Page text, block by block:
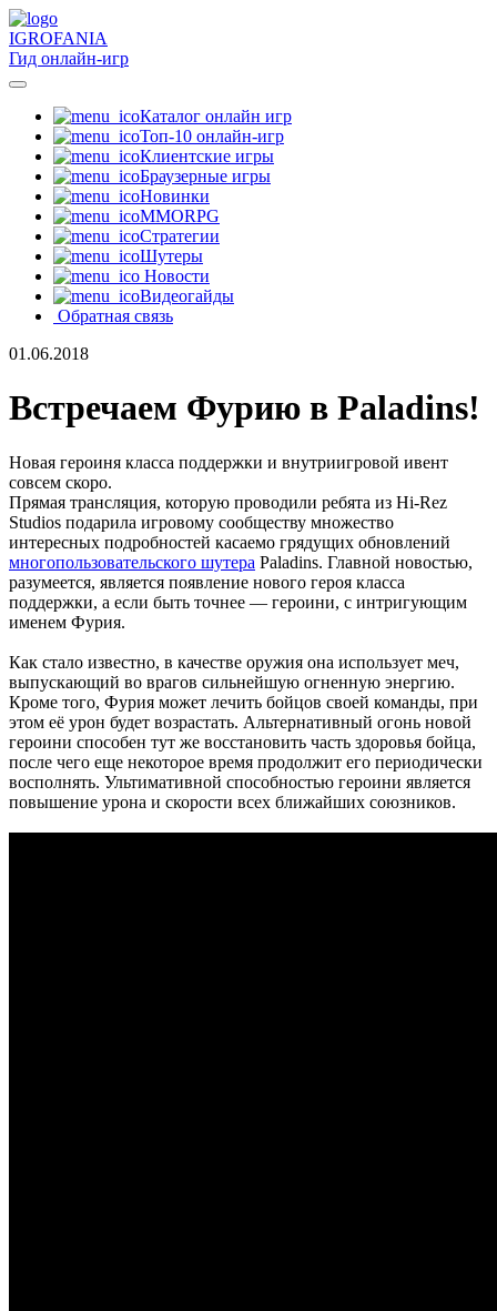
IGROFANIA
Гид онлайн-игр
Каталог онлайн игр
Топ-10 онлайн-игр
Клиентские игры
Браузерные игры
Новинки
MMORPG
Стратегии
Шутеры
Новости
Видеогайды
Обратная связь
01.06.2018
Встречаем Фурию в Paladins!
Новая героиня класса поддержки и внутриигровой ивент
совсем скоро.
Прямая трансляция, которую проводили ребята из Hi-Rez
Studios подарила игровому сообществу множество
интересных подробностей касаемо грядущих обновлений
многопользовательского шутера Paladins. Главной новостью,
разумеется, является появление нового героя класса
поддержки, а если быть точнее — героини, с интригующим
именем Фурия.
Как стало известно, в качестве оружия она использует меч,
выпускающий во врагов сильнейшую огненную энергию.
Кроме того, Фурия может лечить бойцов своей команды, при
этом её урон будет возрастать. Альтернативный огонь новой
героини способен тут же восстановить часть здоровья бойца,
после чего еще некоторое время продолжит его периодически
восполнять. Ультимативной способностью героини является
повышение урона и скорости всех ближайших союзников.